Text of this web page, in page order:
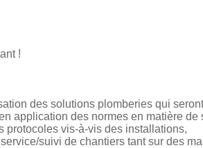
!
des solutions plomberies qui
application des normes en matière de
protocoles vis-à-vis des installations,
suivi de chantiers tant sur des